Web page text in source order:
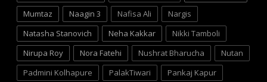
Mumtaz
Naagin 3 Nafisa Ali
Nargis
Natasha Stanovich
Neha Kakkar
Nikki Tamboli
Nirupa Roy
Nora Fatehi Nushrat Bharucha
Nutan
Padmini Kolhapure
PalakTiwari
Pankaj Kapur